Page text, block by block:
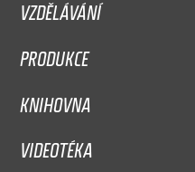
VZDĚLÁVÁNÍ
PRODUKCE
KNIHOVNA
VIDEOTÉKA